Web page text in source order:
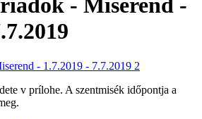
- Miserend -
v prílohe. A szentmisék időpontja a